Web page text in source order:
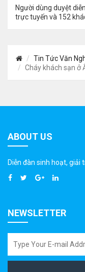
Người dùng duyệt
trực tuyến và 152
Tin Tức Văn
Cháy khách sạn ở
ABOUT US
Diễn đàn sinh hoạt, giải
NEWSLETTER